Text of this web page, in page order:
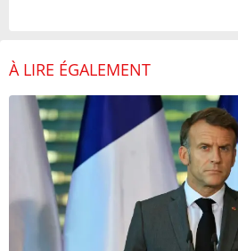
À LIRE ÉGALEMENT